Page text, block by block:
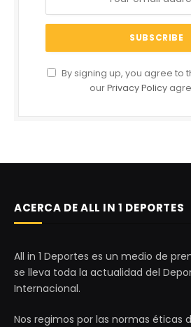
By signing up, you agree to
ourPrivacy Policy
ACERCA DE ALL IN 1 DEPORTES
All in 1 Deportes es un medio de
se lleva toda la actualidad del
Internacional.
Nos regimos por las normas éticas